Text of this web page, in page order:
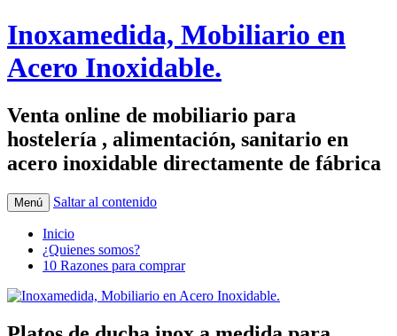
Inoxamedida, Mobiliario en
Acero Inoxidable.
Venta online de mobiliario para
hostelería , alimentación, sanitario en
acero inoxidable directamente de fábrica
Menú Saltar al contenido
Inicio
¿Quienes somos?
10 Razones para comprar